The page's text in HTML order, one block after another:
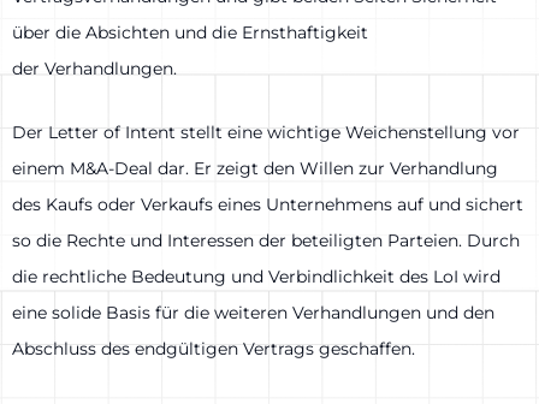
über die Absichten und die Ernsthaftigkeit
der Verhandlungen.
Der Letter of Intent stellt eine wichtige Weichenstellung vor
einem M&A-Deal dar. Er zeigt den Willen zur Verhandlung
des Kaufs oder Verkaufs eines Unternehmens auf und sichert
so die Rechte und Interessen der beteiligten Parteien. Durch
die rechtliche Bedeutung und Verbindlichkeit des LoI wird
eine solide Basis für die weiteren Verhandlungen und den
Abschluss des endgültigen Vertrags geschaffen.